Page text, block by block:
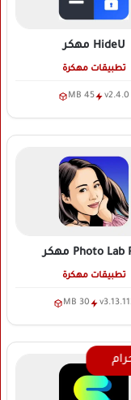
HideU مهكر
تطبيقات مهكرة
v2.4.0
45 MB
Photo Lab مهكر
تطبيقات مهكرة
30 MB